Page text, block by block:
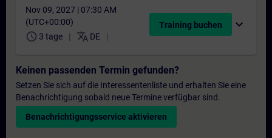
Nov 09, 2027 | 07:30 AM
(UTC+00:00)
schedule 3 tage translate DE
Training buchen expand_more
Keinen passenden Termin gefunden?
Setzen Sie sich auf die Interessentenliste und erhalten Sie eine
Benachrichtigung sobald neue Termine verfügbar sind.
Benachrichtigungsservice aktivieren